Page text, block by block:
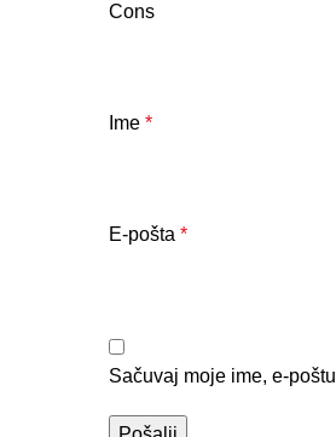
Cons
Ime *
E-pošta *
Sačuvaj moje ime, e-